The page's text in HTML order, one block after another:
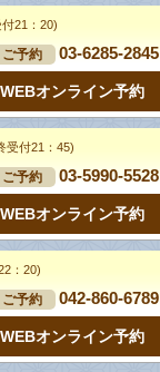
21：20)
ご予約 03-6285-2845
WEBオンライン予約
受付21：45)
ご予約 03-5990-5528
WEBオンライン予約
：20)
ご予約 042-860-6789
WEBオンライン予約